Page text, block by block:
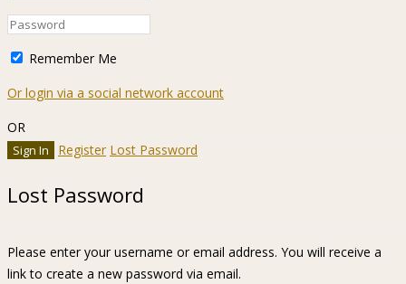
Remember Me
Or login via a social network account
OR
Register Lost Password
Lost Password
Please enter your username or email address. You will receive a
link to create a new password via email.